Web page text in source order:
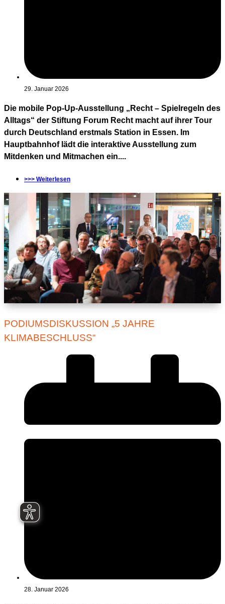
29. Januar 2026
Die mobile Pop-Up-Ausstellung „Recht – Spielregeln des
Alltags“ der Stiftung Forum Recht macht auf ihrer Tour
durch Deutschland erstmals Station in Essen. Im
Hauptbahnhof lädt die interaktive Ausstellung zum
Mitdenken und Mitmachen ein....
>>> Weiterlesen
PODIUMSDISKUSSION „5 JAHRE
KLIMABESCHLUSS“
28. Januar 2026